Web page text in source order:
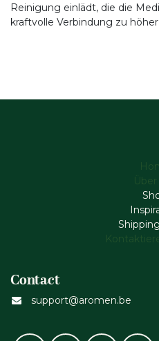
Reinigung einlädt, die die
kraftvolle Verbindung zu
Über
Contact
support@aromen.be